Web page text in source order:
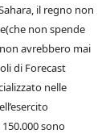
il regno non
non spende
avrebbero mai
di Forecast
nelle
sono